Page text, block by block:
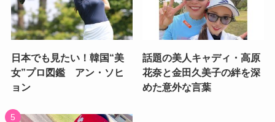
日本でも見たい！韓国“美
女”プロ図鑑 アン・ソヒ
ョン
話題の美人キャディ・高原
花奈と金田久美子の絆を深
めた意外な言葉